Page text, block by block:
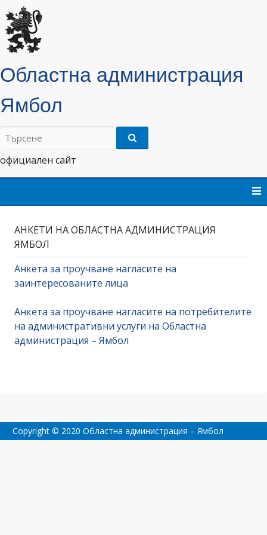
Областна администрация
Ямбол
Търсене
официален сайт
АНКЕТИ НА ОБЛАСТНА АДМИНИСТРАЦИЯ
ЯМБОЛ
Анкета за проучване нагласите на
заинтересованите лица
Анкета за проучване нагласите на потребителите
на административни услуги на Областна
администрация – Ямбол
Copyright © 2020 Областна администрация – Ямбол